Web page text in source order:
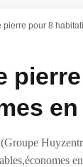
pierre pour 8